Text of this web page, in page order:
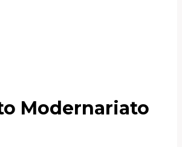
Modernariato